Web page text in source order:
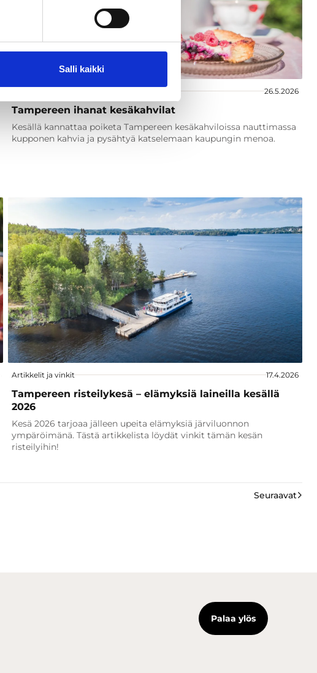
Salli kaikki
26.5.2026
Tampereen ihanat kesäkahvilat
Kesällä kannattaa poiketa Tampereen kesäkahviloissa nauttimassa
kupponen kahvia ja pysähtyä katselemaan kaupungin menoa.
Artikkelit ja vinkit 17.4.2026
Tampereen risteilykesä – elämyksiä laineilla kesällä
2026
Kesä 2026 tarjoaa jälleen upeita elämyksiä järviluonnon
ympäröimänä. Tästä artikkelista löydät vinkit tämän kesän
risteilyihin!
Seuraavat
Palaa ylös